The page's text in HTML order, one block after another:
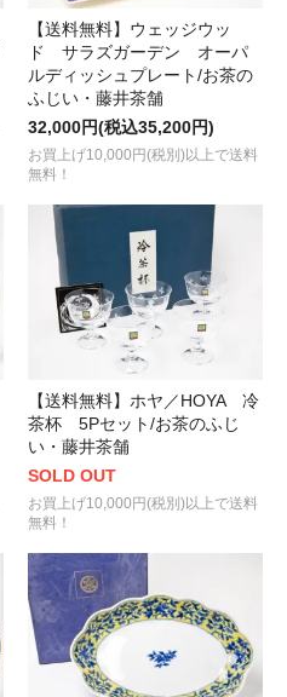
【送料無料】ウェッジウッ
ド サラズガーデン オーパ
ルディッシュプレート/お茶の
ふじい・藤井茶舗
32,000円(税込35,200円)
お買上げ10,000円(税別)以上で送料
無料！
【送料無料】ホヤ／HOYA 冷
茶杯 5Pセット/お茶のふじ
い・藤井茶舗
SOLD OUT
お買上げ10,000円(税別)以上で送料
無料！